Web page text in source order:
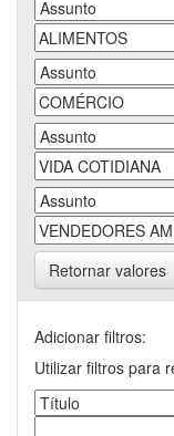
Retornar valores
Adicionar filtros:
Utilizar filtros para